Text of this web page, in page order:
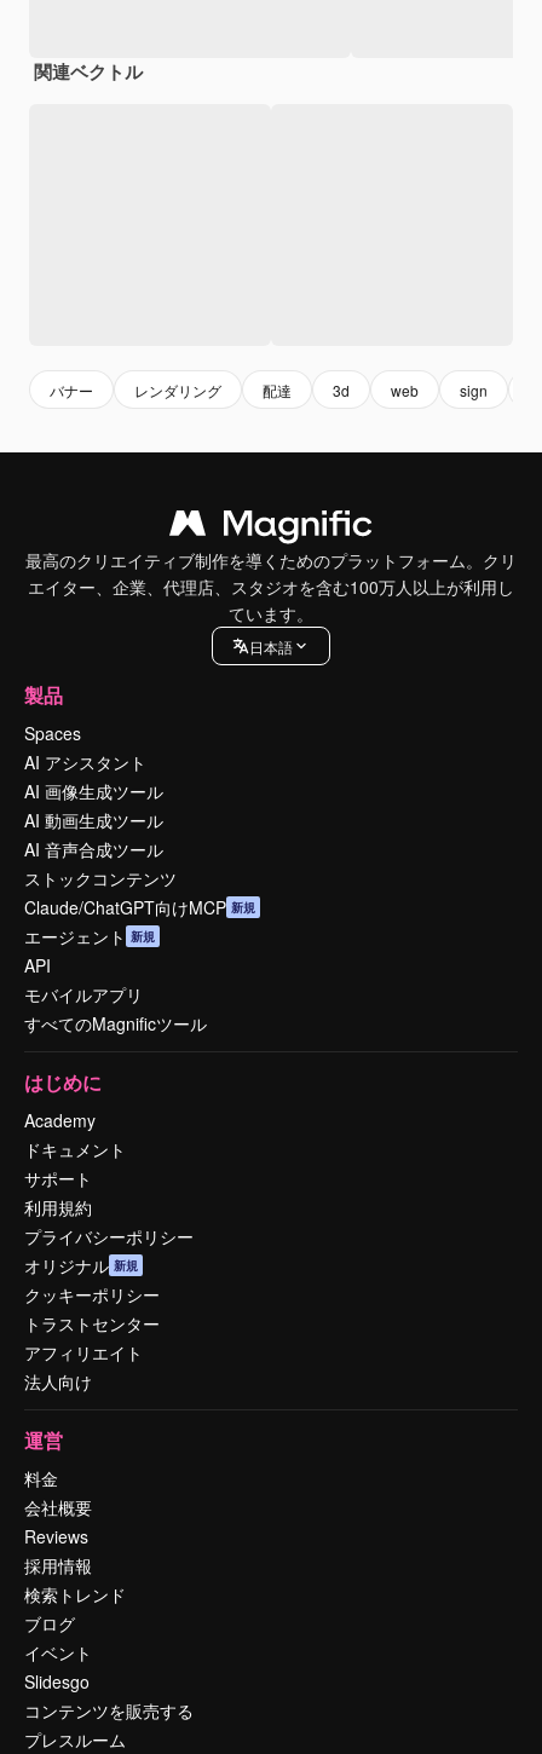
関連ベクトル
バナー レンダリング 配達 3d web sign
最高のクリエイティブ制作を導くためのプラットフォーム。クリ
エイター、企業、代理店、スタジオを含む100万人以上が利用し
ています。
日本語
製品
Spaces
AI アシスタント
AI 画像生成ツール
AI 動画生成ツール
AI 音声合成ツール
ストックコンテンツ
Claude/ChatGPT向けMCP 新規
エージェント 新規
API
モバイルアプリ
すべてのMagnificツール
はじめに
Academy
ドキュメント
サポート
利用規約
プライバシーポリシー
オリジナル 新規
クッキーポリシー
トラストセンター
アフィリエイト
法人向け
運営
料金
会社概要
Reviews
採用情報
検索トレンド
ブログ
イベント
Slidesgo
コンテンツを販売する
プレスルーム